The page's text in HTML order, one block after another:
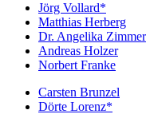
Jörg Vollard*
Matthias Herberg
Dr. Angelika
Andreas Holzer
Norbert Franke
Carsten Brunzel
Dörte Lorenz*